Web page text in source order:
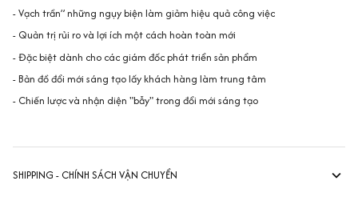
- Vạch trần” những ngụy biện làm giảm hiệu quả công việc
- Quản trị rủi ro và lợi ích một cách hoàn toàn mới
- Đặc biệt dành cho các giám đốc phát triển sản phẩm
- Bản đồ đổi mới sáng tạo lấy khách hàng làm trung tâm
- Chiến lược và nhận diện "bẫy" trong đổi mới sáng tạo
SHIPPING - CHÍNH SÁCH VẬN CHUYỂN